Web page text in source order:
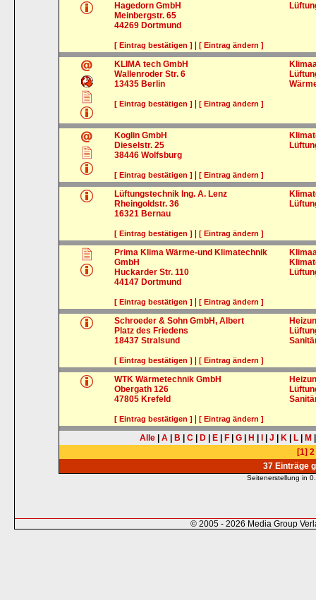
Hagedorn GmbH
Meinbergstr. 65
44269 Dortmund
[ Eintrag bestätigen ] |[ Eintrag ändern ]
KLIMA tech GmbH
Wallenroder Str. 6
13435 Berlin
[ Eintrag bestätigen ] |[ Eintrag ändern ]
Koglin GmbH
Dieselstr. 25
38446 Wolfsburg
[ Eintrag bestätigen ] |[ Eintrag ändern ]
Lüftungstechnik Ing. A. Lenz
Rheingoldstr. 36
16321 Bernau
[ Eintrag bestätigen ] |[ Eintrag ändern ]
Prima Klima Wärme-und Klimatechnik
GmbH
Huckarder Str. 110
44147 Dortmund
[ Eintrag bestätigen ] |[ Eintrag ändern ]
Schroeder & Sohn GmbH, Albert
Platz des Friedens
18437 Stralsund
[ Eintrag bestätigen ] |[ Eintrag ändern ]
WTK Wärmetechnik GmbH
Obergath 126
47805 Krefeld
[ Eintrag bestätigen ] |[ Eintrag ändern ]
Alle A B C D E F G H J K L M
[1] 2
37 Einträge
Seitenerstellung in
© 2005 - 2026 Media Group